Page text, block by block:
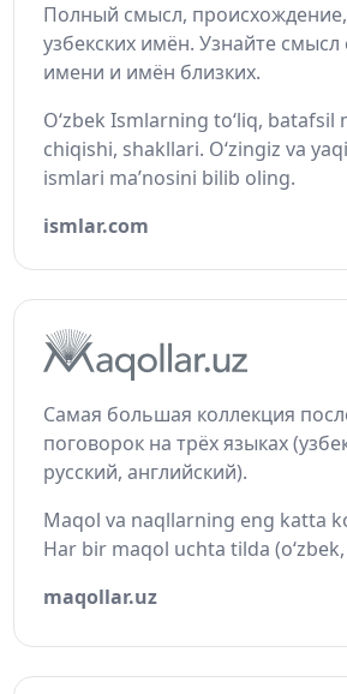
Полный смысл,
узбекских имён. Узнайте смысл
имени и имён близких.
O‘zbek Ismlarning to‘liq, batafsil
chiqishi, shakllari. O‘zingiz va
ismlari ma’nosini bilib oling.
ismlar.com
Самая большая коллекция
поговорок на трёх языках
русский, английский).
Maqol va naqllarning eng katta
Har bir maqol uchta tilda
maqollar.uz